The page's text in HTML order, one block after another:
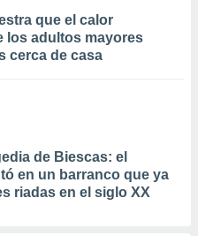
que el calor
los adultos mayores
cerca de casa
de Biescas: el
en un barranco que ya
riadas en el siglo XX